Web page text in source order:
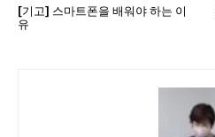
[기고] 스마트폰을 배워야 하는 이
유